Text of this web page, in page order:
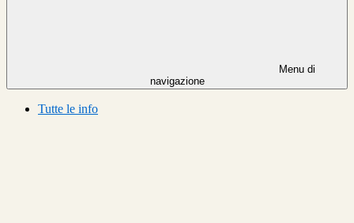
Menu di
navigazione
Tutte le info